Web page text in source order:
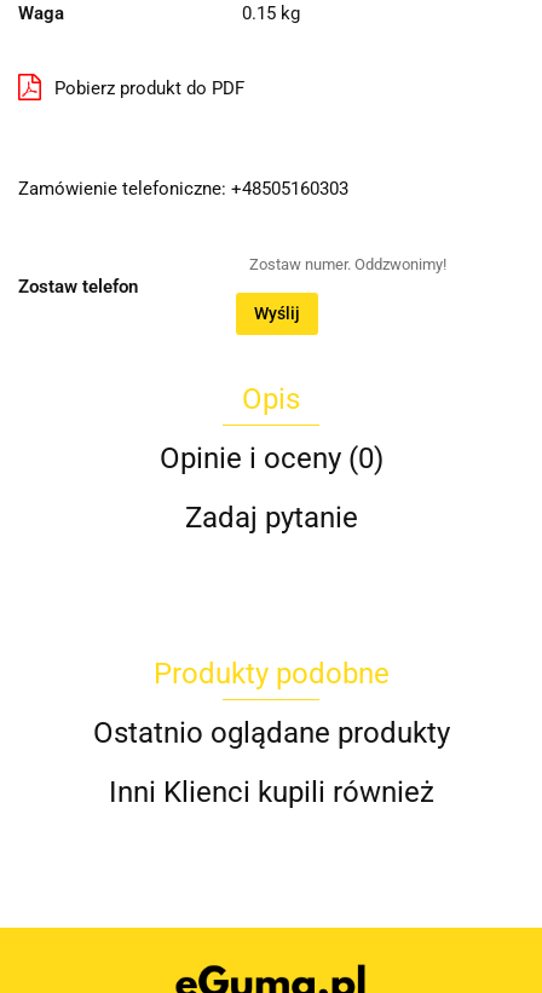
Waga 0.15 kg
Pobierz produkt do PDF
Zamówienie telefoniczne: +48505160303
Zostaw telefon
Wyślij
Opis
Opinie i oceny (0)
Zadaj pytanie
Produkty podobne
Ostatnio oglądane produkty
Inni Klienci kupili również